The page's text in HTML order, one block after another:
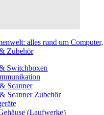
alles rund um Computer,
Zubehör
Switchboxen
Scanner
Scanner Zubehör
(Laufwerke)